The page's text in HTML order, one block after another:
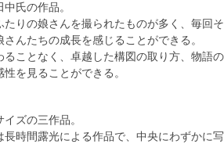
氏の作品。
りの娘さんを撮られたものが多く、毎回そ
んたちの成長を感じることができる。
ことなく、卓越した構図の取り方、物語の
を見ることができる。
ズの三作品。
時間露光による作品で、中央にわずかに写